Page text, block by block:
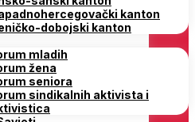
kanton
dobojski kanton
mladih
žena
seniora
sindikalnih aktivista i